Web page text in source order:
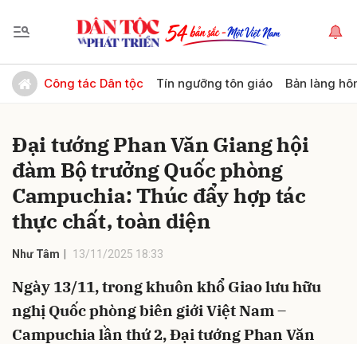
Công tác Dân tộc Tín ngưỡng tôn giáo Bản làng
Đại tướng Phan Văn Giang hội
đàm Bộ trưởng Quốc phòng
Campuchia: Thúc đẩy hợp tác
thực chất, toàn diện
Như Tâm 13/11/2025 18:33
Ngày 13/11, trong khuôn khổ Giao lưu hữu
nghị Quốc phòng biên giới Việt Nam –
Campuchia lần thứ 2, Đại tướng Phan Văn
Gửi bình luận